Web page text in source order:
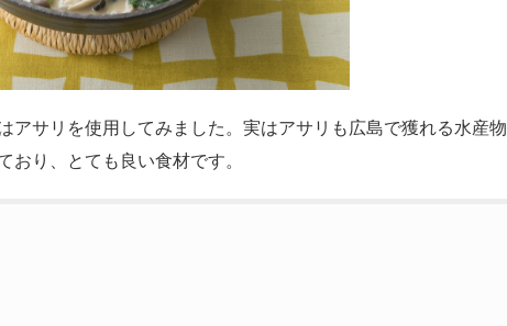
アサリを使用してみました。実はアサリも広島で獲れる水産物
り、とても良い食材です。